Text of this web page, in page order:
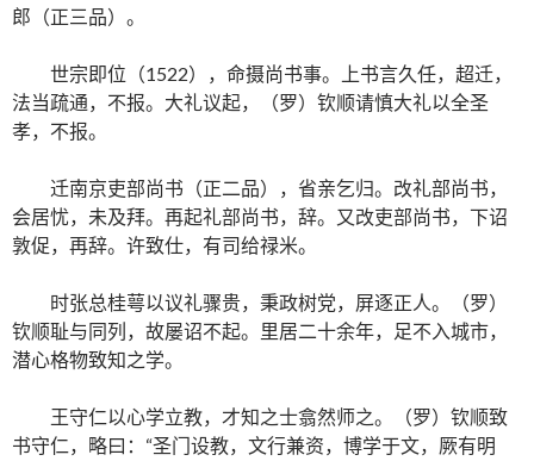
郎（正三品）。
世宗即位（1522），命摄尚书事。上书言久任，超迁，
法当疏通，不报。大礼议起，（罗）钦顺请慎大礼以全圣
孝，不报。
迁南京吏部尚书（正二品），省亲乞归。改礼部尚书，
会居忧，未及拜。再起礼部尚书，辞。又改吏部尚书，下诏
敦促，再辞。许致仕，有司给禄米。
时张总桂萼以议礼骤贵，秉政树党，屏逐正人。（罗）
钦顺耻与同列，故屡诏不起。里居二十余年，足不入城市，
潜心格物致知之学。
王守仁以心学立教，才知之士翕然师之。（罗）钦顺致
书守仁，略曰：“圣门设教，文行兼资，博学于文，厥有明